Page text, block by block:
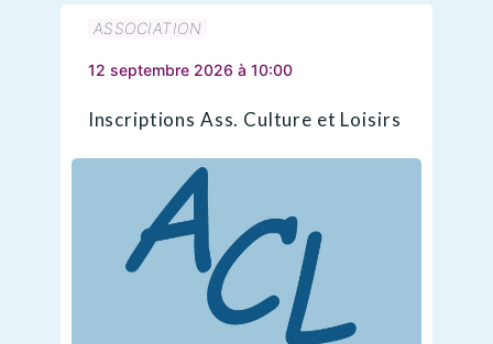
ASSOCIATION
12 septembre 2026 à 10:00
Inscriptions Ass. Culture et Loisirs